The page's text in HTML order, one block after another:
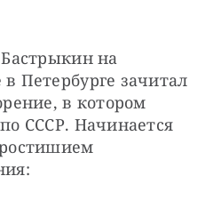
на
Петербурге зачитал
в котором
СССР. Начинается